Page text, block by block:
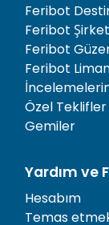
Feribot
Feribot
Feribot
Feribot
Özel Teklifler
Gemiler
Yardım ve
Hesabım
Temas